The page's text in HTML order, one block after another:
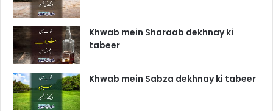
Khwab mein Sharaab dekhnay ki
tabeer
Khwab mein Sabza dekhnay ki tabeer